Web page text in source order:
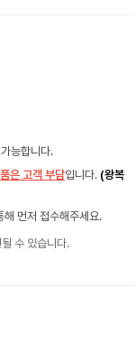
능합니다.
은 고객 부담입니다. (왕복
해 먼저 접수해주세요.
수 있습니다.